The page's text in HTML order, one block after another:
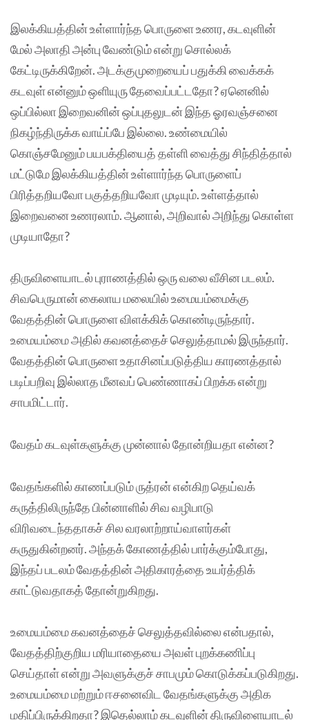
இலக்கியத்தின் உள்ளார்ந்த பொருளை உணர, கடவுளின்
மேல் அலாதி அன்பு வேண்டும் என்று சொல்லக்
கேட்டிருக்கிறேன். அடக்குமுறையைப் பதுக்கி வைக்கக்
கடவுள் என்னும் ஒளியுரு தேவைப்பட்டதோ? ஏனெனில்
ஒப்பில்லா இறைவனின் ஒப்புதலுடன் இந்த ஓரவஞ்சனை
நிகழ்ந்திருக்க வாய்ப்பே இல்லை. உண்மையில்
கொஞ்சமேனும் பயபக்தியைத் தள்ளி வைத்து சிந்தித்தால்
மட்டுமே இலக்கியத்தின் உள்ளார்ந்த பொருளைப்
பிரித்தறியவோ பகுத்தறியவோ முடியும். உள்ளத்தால்
இறைவனை உணரலாம். ஆனால், அறிவால் அறிந்து கொள்ள
முடியாதோ?
திருவிளையாடல் புராணத்தில் ஒரு வலை வீசின படலம்.
சிவபெருமான் கைலாய மலையில் உமையம்மைக்கு
வேதத்தின் பொருளை விளக்கிக் கொண்டிருந்தார்.
உமையம்மை அதில் கவனத்தைச் செலுத்தாமல் இருந்தார்.
வேதத்தின் பொருளை உதாசினப்படுத்திய காரணத்தால்
படிப்பறிவு இல்லாத மீனவப் பெண்ணாகப் பிறக்க என்று
சாபமிட்டார்.
வேதம் கடவுள்களுக்கு முன்னால் தோன்றியதா என்ன?
வேதங்களில் காணப்படும் ருத்ரன் என்கிற தெய்வக்
கருத்திலிருந்தே பின்னாளில் சிவ வழிபாடு
விரிவடைந்ததாகச் சில வரலாற்றாய்வாளர்கள்
கருதுகின்றனர். அந்தக் கோணத்தில் பார்க்கும்போது,
இந்தப் படலம் வேதத்தின் அதிகாரத்தை உயர்த்திக்
காட்டுவதாகத் தோன்றுகிறது.
உமையம்மை கவனத்தைச் செலுத்தவில்லை என்பதால்,
வேதத்திற்குறிய மரியாதையை அவள் புறக்கணிப்பு
செய்தாள் என்று அவளுக்குச் சாபமும் கொடுக்கப்படுகிறது.
உமையம்மை மற்றும் ஈசனைவிட வேதங்களுக்கு அதிக
மதிப்பிருக்கிறதா? இதெல்லாம் கடவுளின் திருவிளையாடல்